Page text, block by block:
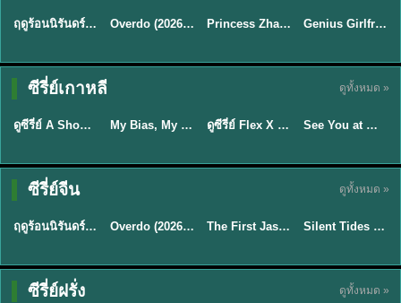
★8.8 ฤดูร้อนนิรันดร์ (2026) Never-Ending Summer พากย์ไทย EP.1-29 Overdo (2026) รักเกินแค้น พากย์ไทย ซับไทย EP1-33 (จบ) ★8 Princess Zhaoyang องค์หญิงเจาหยาง (2026) พากย์ไทย ซับไทย EP.1-18 ★9 Genius Girlfriend แฟนสาวอัจฉริยะ (2026) พากย์ไทย ซับไทย EP.1-28
ซีรี่ย์เกาหลี ดูทั้งหมด »
★8 EP.16
พากย์ไทย
TH EP. 16
ดูซีรี่ย์ A Shop for Killers 2 ร้านลับนักฆ่า ซีซัน 2 (2026) ซับไทย-พากย์ไทย My Bias, My Boss เมื่อเมนฉันเป็นประธานบริษัท (2026) พากย์ไทย ซับไทย EP.1-12 ★8 EP.16
Sub EP. 16 | TH
ดูซีรี่ย์ Flex X Cop คุณชายสายสืบ (2024) พากย์ไทย-ซับไทย EP.1-16 (จบ) ★9
ซับไทย | พากย์
Sub EP. 8 | TH
See You at Work Tomorrow! เจอกันที่ออฟฟิศพรุ่งนี้นะ พากย์ไทย
ซีรี่ย์จีน ดูทั้งหมด »
★8.8
พากย์ไทย
ฤดูร้อนนิรันดร์ (2026) Never-Ending Summer พากย์ไทย EP.1-29 Overdo (2026) รักเกินแค้น พากย์ไทย ซับไทย EP1-33 (จบ) ★9.7 EP.40
Sub EP. 40 | TH
The First Jasmine ชายาเคียงหทัย (2026) พากย์ไทย EP.1-40 ★9.5
พากย์ไทย
Silent Tides คลื่นลมลวง (2025) พากย์ไทย ซับไทย EP.1-31
ซีรี่ย์ฝรั่ง ดูทั้งหมด »
พากย์ไทย
TH EP. 2
พากย์ไทย